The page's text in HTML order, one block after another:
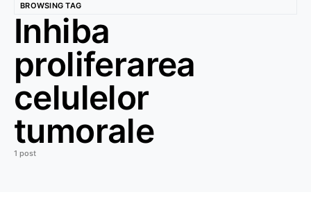
BROWSING TAG
Inhiba
proliferarea
celulelor
tumorale
1 post